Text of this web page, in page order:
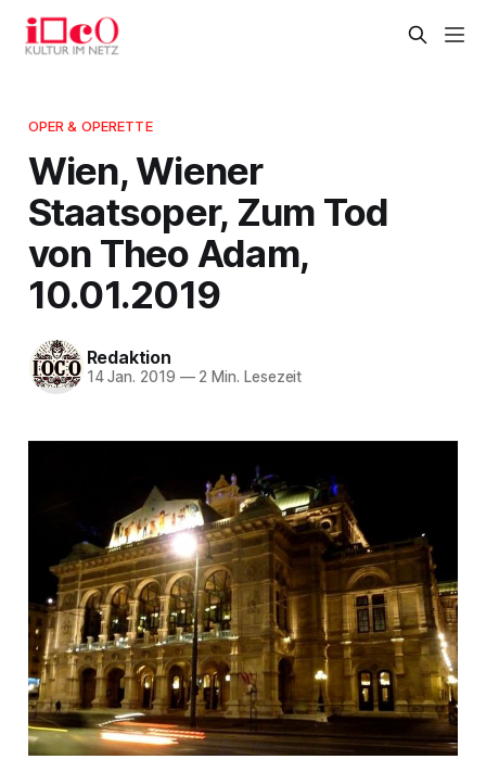
OPER & OPERETTE
Wien, Wiener
Staatsoper, Zum Tod
von Theo Adam,
10.01.2019
Redaktion
14 Jan. 2019 —2 Min. Lesezeit